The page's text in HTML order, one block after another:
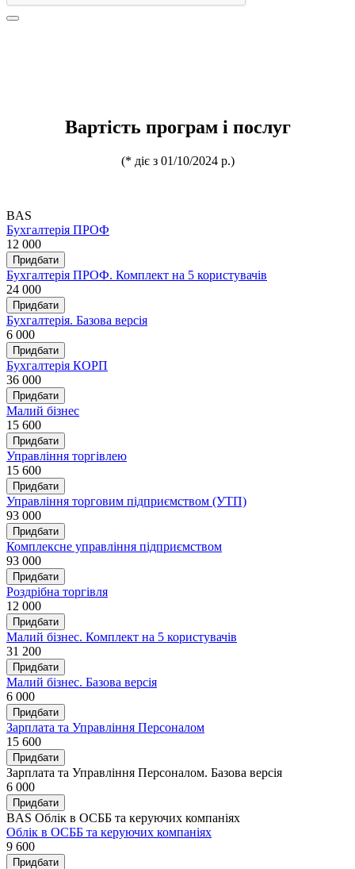
Вартість програм і послуг
(* діє з 01/10/2024 р.)
BAS
Бухгалтерія ПРОФ
12 000
Придбати
Бухгалтерія ПРОФ. Комплект на 5 користувачів
24 000
Придбати
Бухгалтерія. Базова версія
6 000
Придбати
Бухгалтерія КОРП
36 000
Придбати
Малий бізнес
15 600
Придбати
Управління торгівлею
15 600
Придбати
Управління торговим підприємством (УТП)
93 000
Придбати
Комплексне управління підприємством
93 000
Придбати
Роздрібна торгівля
12 000
Придбати
Малий бізнес. Комплект на 5 користувачів
31 200
Придбати
Малий бізнес. Базова версія
6 000
Придбати
Зарплата та Управління Персоналом
15 600
Придбати
Зарплата та Управління Персоналом. Базова версія
6 000
Придбати
BAS Облік в ОСББ та керуючих компаніях
Облік в ОСББ та керуючих компаніях
9 600
Придбати